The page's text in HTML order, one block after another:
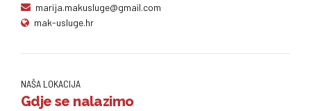
marija.makusluge@gmail.com
mak-usluge.hr
NAŠA LOKACIJA
Gdje se nalazimo